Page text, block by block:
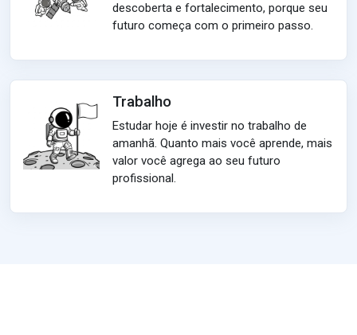
descoberta e fortalecimento, porque seu
futuro começa com o primeiro passo.
Trabalho
Estudar hoje é investir no trabalho de
amanhã. Quanto mais você aprende, mais
valor você agrega ao seu futuro
profissional.